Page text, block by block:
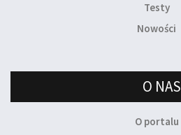
Testy
Nowości
O NAS
O portalu